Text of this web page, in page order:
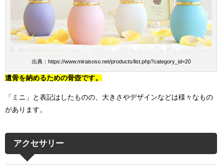
出典：https://www.miraisoso.net/products/list.php?category_id=20
遺骨を納めるための骨壺です。
「ミニ」と表記はしたものの、大きさやデザインなどは様々なもの
があります。
アクセサリー